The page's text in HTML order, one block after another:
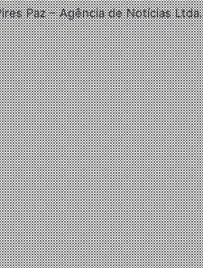
Paz – Agência de Notícias Ltda.